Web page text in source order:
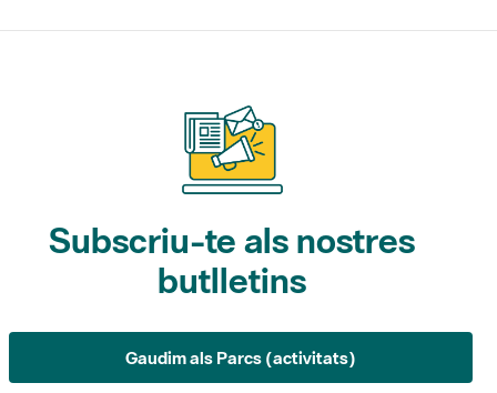
Subscriu-te als nostres
butlletins
Gaudim als Parcs (activitats)